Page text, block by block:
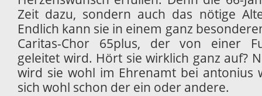
Zeit dazu, sondern auch das nötige
Endlich kann sie in einem ganz
Caritas-Chor 65plus, der von einer
geleitet wird. Hört sie wirklich ganz auf?
wird sie wohl im Ehrenamt bei antonius
sich wohl schon der ein oder andere.